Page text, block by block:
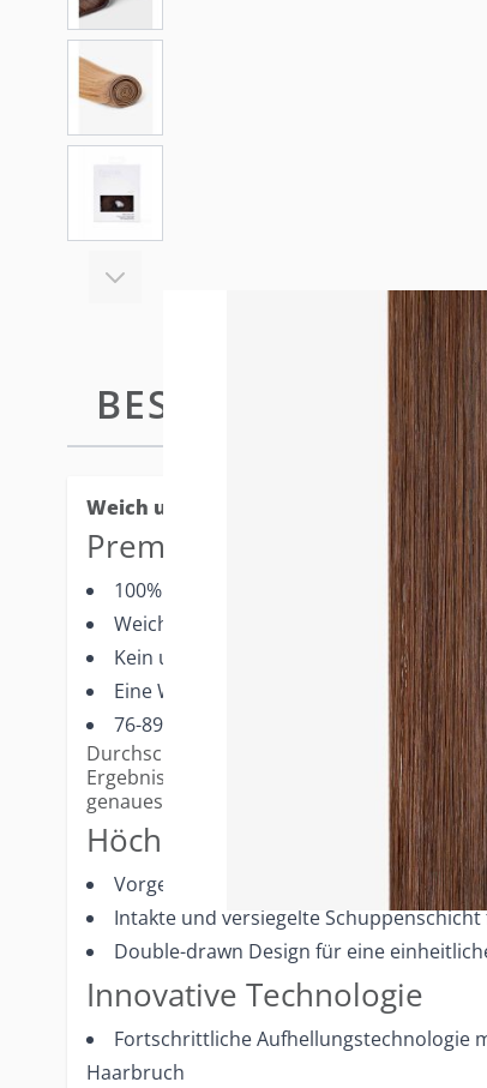
BESCHREIBUNG
Weich und bequem.
Premium-Merkmale
100% Remy-Echthaar
Weichstes Weft-Band für den
Kein unerwünschtes Ausfransen beim
Eine Weft pro Packung
76-89cm Breite
Durchschnittlich werden 1-2 Wefts pro Kopf
Ergebnis. Bitte beziehen Sie sich auf Ihren
genaueste Farbrepräsentation.
Höchste Qualität
Vorgeformte Enden für eine nahtlose
Intakte und versiegelte
Double-drawn Design für eine
Innovative Technologie
Fortschrittliche Aufhellungstechnologie
Haarbruch